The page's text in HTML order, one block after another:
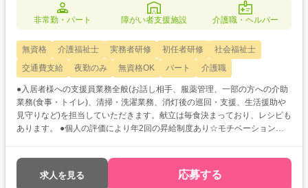
非常勤・パート 障がい者支援施設 介護職・ヘルパー
無資格 介護福祉士 実務者研修 初任者研修
社会福祉士
交通費支給
夜勤のみ 無資格OK パート 介護職
●入居者様への支援員業務全般(お話し相手、服薬管理、一部の方への介助
業務(食事・トイレ)、清掃・洗濯業務、消灯後の巡回・支援、生活援助や
見守りなど)を担当していただきます。献立は毎食決まっており、レシピも
あります。 ●個人の評価により年2回の昇給制度あり☆モチベーション維
求人を見る 応募する